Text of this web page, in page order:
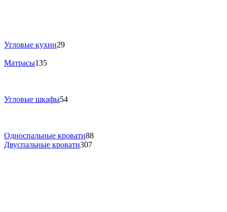
Угловые кухни29
Матрасы135
Угловые шкафы54
Односпальные кровати88
Двуспальные кровати307